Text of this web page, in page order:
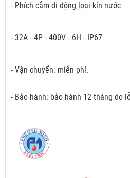
- Phích cắm di động loại kín nước
- 32A - 4P - 400V - 6H - IP67
- Vận chuyển: miễn phí.
- Bảo hành: bảo hành 12 tháng do